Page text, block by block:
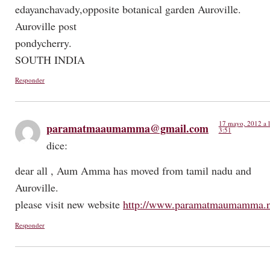
edayanchavady,opposite botanical garden Auroville.
Auroville post
pondycherry.
SOUTH INDIA
Responder
paramatmaaumamma@gmail.com
dice:
17 mayo, 2012 a
3:51
dear all , Aum Amma has moved from tamil nadu and
Auroville.
please visit new website http://
Responder